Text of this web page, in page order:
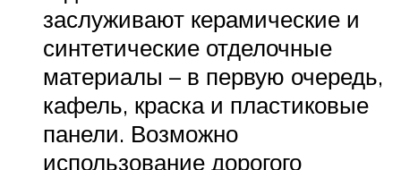
заслуживают керамические и
синтетические отделочные
материалы – в первую очередь,
кафель, краска и пластиковые
панели. Возможно
использование дорогого